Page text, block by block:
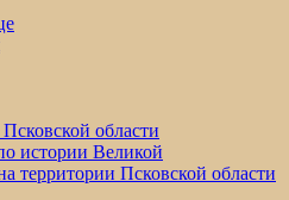
области
истории Великой
территории Псковской области